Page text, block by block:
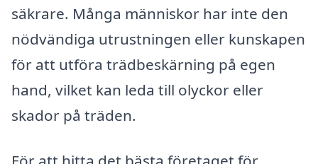
säkrare. Många människor har inte den
nödvändiga utrustningen eller kunskapen
för att utföra trädbeskärning på egen
hand, vilket kan leda till olyckor eller
skador på träden.